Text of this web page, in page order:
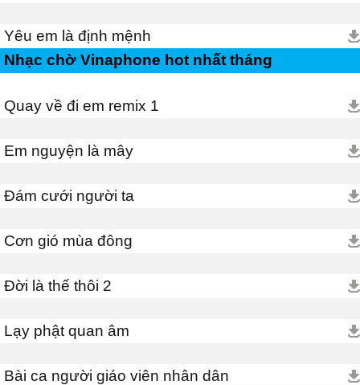
Yêu em là định mệnh
Nhạc chờ Vinaphone hot nhất tháng
Quay về đi em remix 1
Em nguyện là mây
Đám cưới người ta
Cơn gió mùa đông
Đời là thế thôi 2
Lạy phật quan âm
Bài ca người giáo viên nhân dân